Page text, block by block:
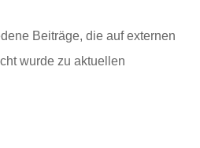
Beiträge, die auf externen
wurde zu aktuellen